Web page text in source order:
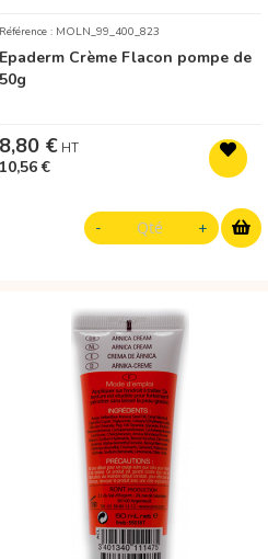
Référence : MOLN_99_400_823
Epaderm Crème Flacon pompe de
50g
8,80 €
10,56 €